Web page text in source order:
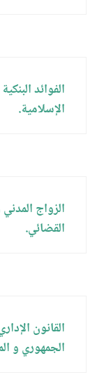
الفوائد
الإسلامية.
الزواج
القضائي.
القانون
الجمهوري و